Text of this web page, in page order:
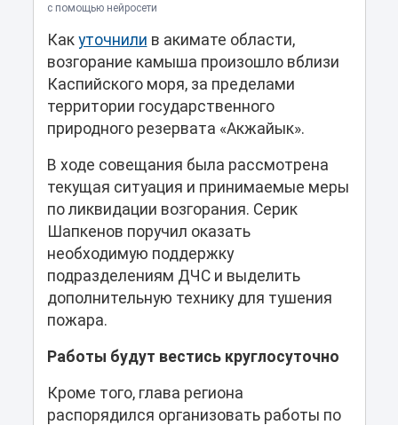
с помощью нейросети
Как уточнили в акимате области,
возгорание камыша произошло вблизи
Каспийского моря, за пределами
территории государственного
природного резервата «Акжайык».
В ходе совещания была рассмотрена
текущая ситуация и принимаемые меры
по ликвидации возгорания. Серик
Шапкенов поручил оказать
необходимую поддержку
подразделениям ДЧС и выделить
дополнительную технику для тушения
пожара.
Работы будут вестись круглосуточно
Кроме того, глава региона
распорядился организовать работы по